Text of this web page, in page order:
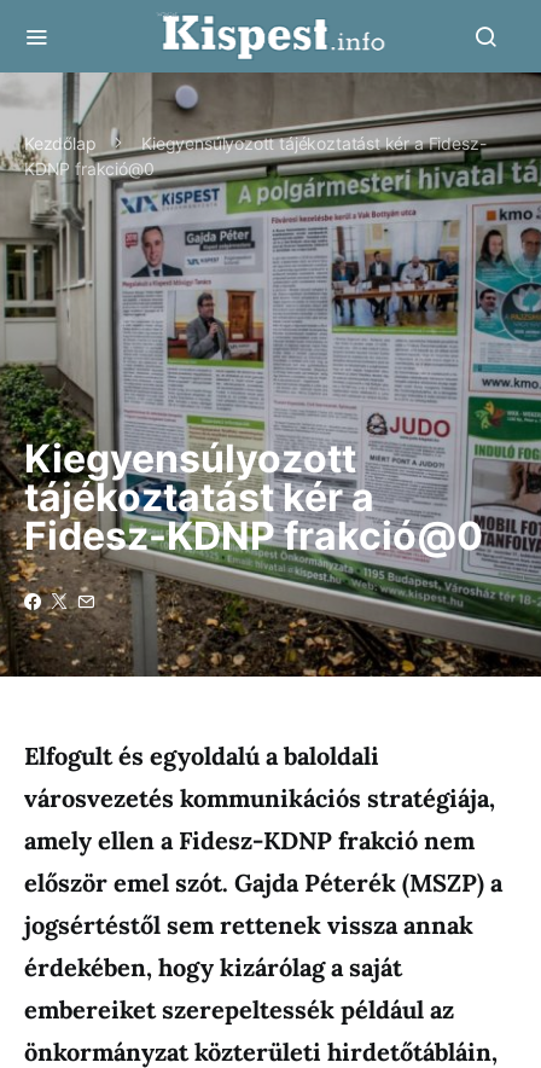
Kezdőlap
Kiegyensúlyozott tájékoztatást kér a Fidesz-
KDNP frakció@0
Kiegyensúlyozott
tájékoztatást kér a
Fidesz-KDNP frakció@0
Elfogult és egyoldalú a baloldali
városvezetés kommunikációs stratégiája,
amely ellen a Fidesz-KDNP frakció nem
először emel szót. Gajda Péterék (MSZP) a
jogsértéstől sem rettenek vissza annak
érdekében, hogy kizárólag a saját
embereiket szerepeltessék például az
önkormányzat közterületi hirdetőtábláin,